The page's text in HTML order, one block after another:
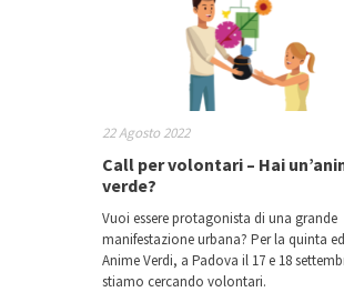
22 Agosto 2022
Call per volontari – Hai
verde?
Vuoi essere protagonista di una grande
manifestazione urbana? Per la quinta
Anime Verdi, a Padova il 17 e 18
stiamo cercando volontari.